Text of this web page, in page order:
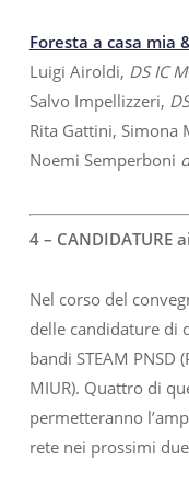
Foresta a casa mia
Luigi Airoldi, DS IC
Salvo Impellizzeri,
Rita Gattini, Simona
Noemi Semperboni
4 – CANDIDATURE
Nel corso del
delle candidature di
bandi STEAM PNSD
MIUR). Quattro di
permetteranno
rete nei prossimi